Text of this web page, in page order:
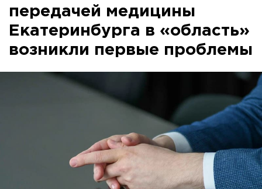
передачей медицины
Екатеринбурга в «область»
возникли первые проблемы